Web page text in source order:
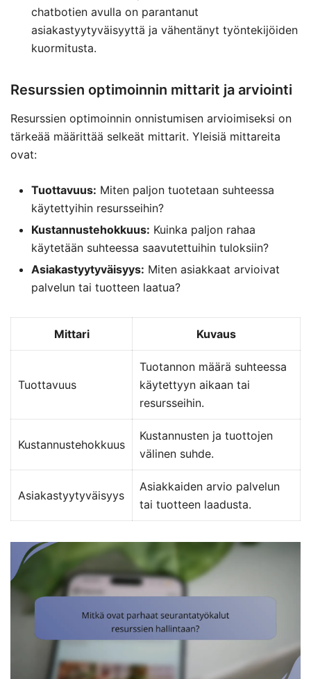
chatbotien avulla on parantanut
asiakastyytyväisyyttä ja vähentänyt työntekijöiden
kuormitusta.
Resurssien optimoinnin mittarit ja arviointi
Resurssien optimoinnin onnistumisen arvioimiseksi on
tärkeää määrittää selkeät mittarit. Yleisiä mittareita
ovat:
Tuottavuus: Miten paljon tuotetaan suhteessa
käytettyihin resursseihin?
Kustannustehokkuus: Kuinka paljon rahaa
käytetään suhteessa saavutettuihin tuloksiin?
Asiakastyytyväisyys: Miten asiakkaat arvioivat
palvelun tai tuotteen laatua?
Mittari Kuvaus
Tuottavuus
Tuotannon määrä suhteessa
käytettyyn aikaan tai
resursseihin.
Kustannustehokkuus
Kustannusten ja tuottojen
välinen suhde.
Asiakastyytyväisyys
Asiakkaiden arvio palvelun
tai tuotteen laadusta.